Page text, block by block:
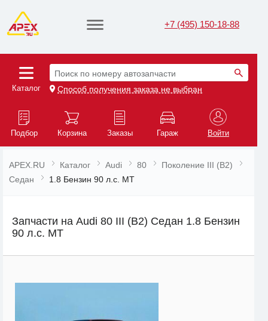
+7 (495) 150-18-88
Каталог
Поиск по номеру автозапчасти
Способ получения заказа не выбран
Подбор Корзина Заказы Гараж Войти
APEX.RU Каталог Audi 80
Поколение III (B2)
Седан
1.8 Бензин 90 л.с. MT
Запчасти на Audi 80 III (B2) Седан 1.8 Бензин
90 л.с. MT